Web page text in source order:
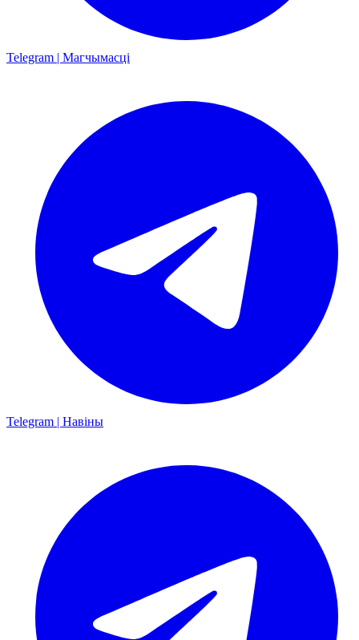
Telegram | Магчымасці
Telegram | Навіны